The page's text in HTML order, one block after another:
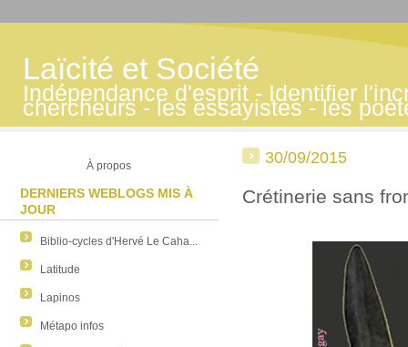
Laïcité et Société
Indépendance d'esprit - Identifier
chercheurs - les essayistes - les
À propos
DERNIERS WEBLOGS MIS À
JOUR
Biblio-cycles d'Hervé Le Caha...
Latitude
Lapinos
Métapo infos
30/09/2015
Crétinerie sans